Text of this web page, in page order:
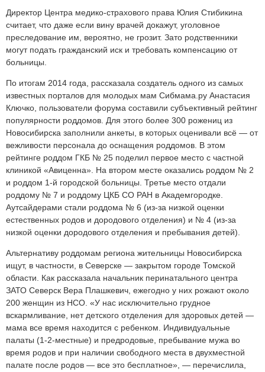
Директор Центра медико-страхового права Юлия Стибикина
считает, что даже если вину врачей докажут, уголовное
преследование им, вероятно, не грозит. Зато родственники
могут подать гражданский иск и требовать компенсацию от
больницы.
По итогам 2014 года, рассказала создатель одного из самых
известных порталов для молодых мам Сибмама.ру Анастасия
Ключко, пользователи форума составили субъективный рейтинг
популярности роддомов. Для этого более 300 рожениц из
Новосибирска заполнили анкеты, в которых оценивали всё — от
вежливости персонала до оснащения роддомов. В этом
рейтинге роддом ГКБ № 25 поделил первое место с частной
клиникой «Авиценна». На втором месте оказались роддом № 2
и роддом 1-й городской больницы. Третье место отдали
роддому № 7 и роддому ЦКБ СО РАН в Академгородке.
Аутсайдерами стали роддома № 6 (из-за низкой оценки
естественных родов и дородового отделения) и № 4 (из-за
низкой оценки дородового отделения и пребывания детей).
Альтернативу роддомам региона жительницы Новосибирска
ищут, в частности, в Северске — закрытом городе Томской
области. Как рассказала начальник перинатального центра
ЗАТО Северск Вера Плашкевич, ежегодно у них рожают около
200 женщин из НСО. «У нас исключительно грудное
вскармливание, нет детского отделения для здоровых детей —
мама все время находится с ребенком. Индивидуальные
палаты (1-2-местные) и предродовые, пребывание мужа во
время родов и при наличии свободного места в двухместной
палате после родов — все это бесплатное», — перечислила,